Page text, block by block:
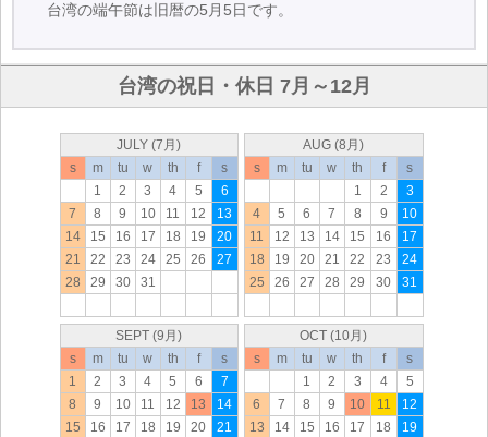
台湾の端午節は旧暦の5月5日です。
台湾の祝日・休日 7月～12月
JULY (7月)
s
m tu w th f
s
1
2 3 4 5
6
7
8 9 10 11 12
13
14
15 16 17 18 19
20
21
22 23 24 25 26
27
28
29 30 31
AUG (8月)
s
m tu w th f
s
1
2
3
4
5 6 7 8 9
10
11
12 13 14 15 16
17
18
19 20 21 22 23
24
25
26 27 28 29 30 31
SEPT (9月)
s
m tu w th f
s
1
2 3 4 5 6
7
8
9 10 11 12 13
14
15
16 17 18 19 20
21
OCT (10月)
s
m tu w th f
s
1
2 3 4
5
6
7 8 9 10 11
12
13
14 15 16 17 18
19